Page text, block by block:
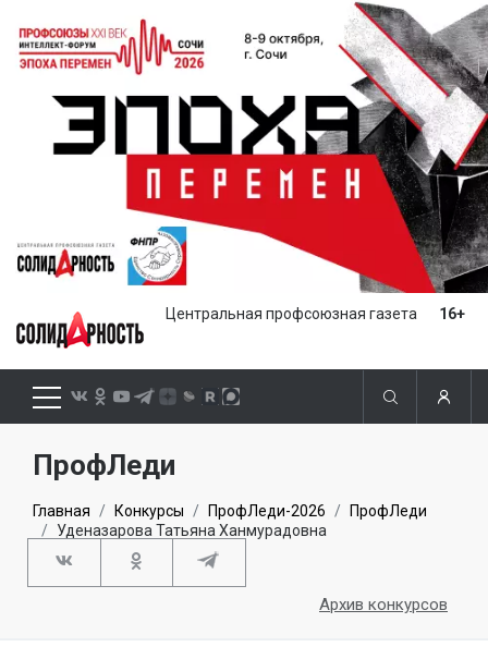
Центральная профсоюзная газета 16+
ПрофЛеди
Главная Конкурсы ПрофЛеди-2026
ПрофЛеди
Уденазарова Татьяна Ханмурадовна
Архив конкурсов